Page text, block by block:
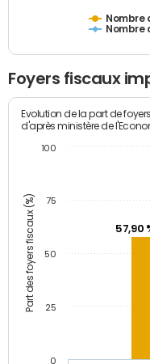
Nombre
Nombre
Foyers fiscaux
Part des foyers fiscaux (%)
Evolution de la part de
d'après ministère de
57,90
0
25
50
75
100